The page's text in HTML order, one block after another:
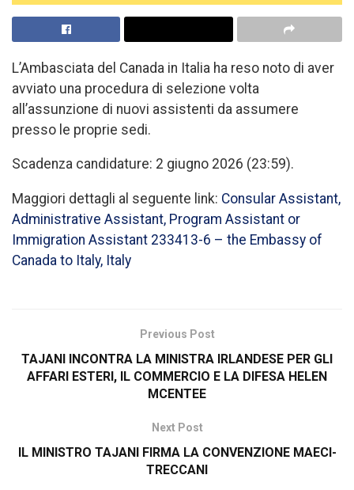
L’Ambasciata del Canada in Italia ha reso noto di aver
avviato una procedura di selezione volta
all’assunzione di nuovi assistenti da assumere
presso le proprie sedi.
Scadenza candidature: 2 giugno 2026 (23:59).
Maggiori dettagli al seguente link: Consular Assistant,
Administrative Assistant, Program Assistant or
Immigration Assistant 233413-6 – the Embassy of
Canada to Italy, Italy
Previous Post
TAJANI INCONTRA LA MINISTRA IRLANDESE PER GLI
AFFARI ESTERI, IL COMMERCIO E LA DIFESA HELEN
MCENTEE
Next Post
IL MINISTRO TAJANI FIRMA LA CONVENZIONE MAECI-
TRECCANI